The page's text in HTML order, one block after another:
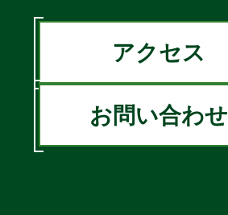
アクセス
お問い合わせ